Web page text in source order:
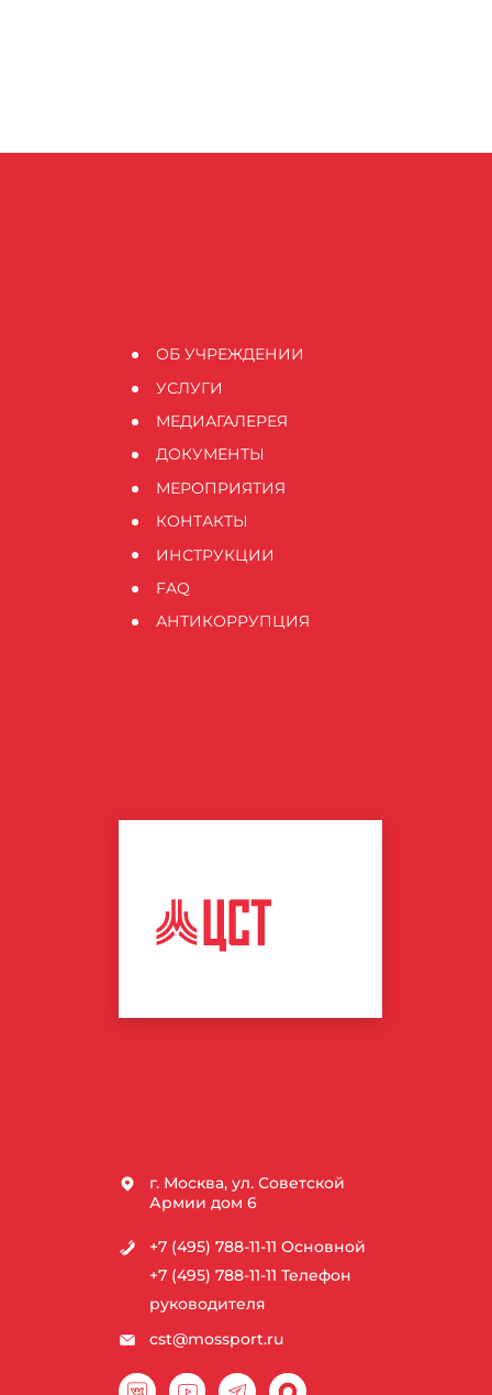
ОБ УЧРЕЖДЕНИИ
УСЛУГИ
МЕДИАГАЛЕРЕЯ
ДОКУМЕНТЫ
МЕРОПРИЯТИЯ
КОНТАКТЫ
ИНСТРУКЦИИ
FAQ
АНТИКОРРУПЦИЯ
ЦЕНТР
г. Москва, ул. Советской
Армии дом 6
+7 (495) 788-11-11 Основной
+7 (495) 788-11-11 Телефон
руководителя
cst@mossport.ru